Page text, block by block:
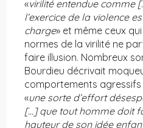
«virilité entendue comme
l’exercice de la violence
charge» et même ceux
normes de la virilité ne
faire illusion. Nombreux
Bourdieu décrivait
comportements
«une sorte d’effort
[…] que tout homme doit
hauteur de son idée